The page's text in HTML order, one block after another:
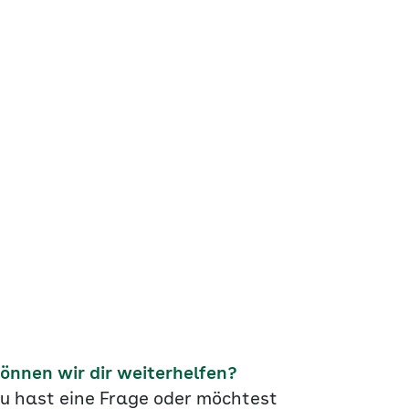
wir dir weiterhelfen?
hast eine Frage oder möchtest